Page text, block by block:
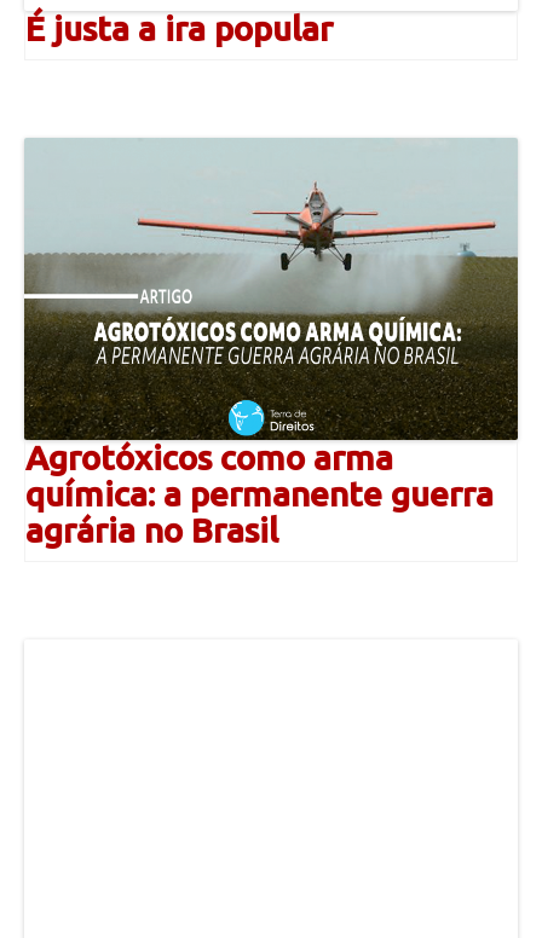
É justa a ira popular
Agrotóxicos como arma
química: a permanente guerra
agrária no Brasil